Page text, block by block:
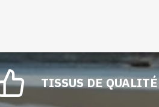
TISSUS DE QUALITÉ